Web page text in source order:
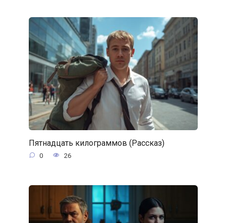
Пятнадцать килограммов (Рассказ)
0 26